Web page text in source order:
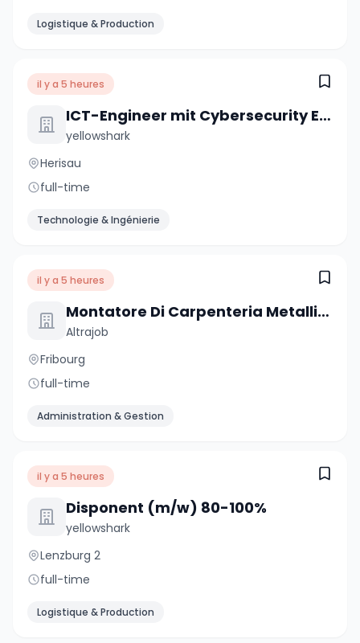
Logistique & Production
il y a 5 heures
ICT-Engineer mit Cybersecurity Erfahrung (m/w/d) 80-100%
yellowshark
Herisau
full-time
Technologie & Ingénierie
il y a 5 heures
Montatore Di Carpenteria Metallica E Tecnico In Formazione
Altrajob
Fribourg
full-time
Administration & Gestion
il y a 5 heures
Disponent (m/w) 80-100%
yellowshark
Lenzburg 2
full-time
Logistique & Production